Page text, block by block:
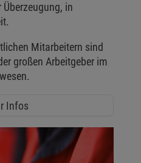
in
Mitarbeitern sind
großen Arbeitgeber im
Infos